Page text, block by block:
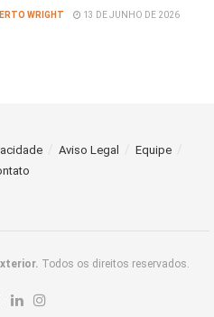
WRIGHT
13 DE JUNHO DE 2026
Aviso Legal
Equipe
Todos os direitos reservados.